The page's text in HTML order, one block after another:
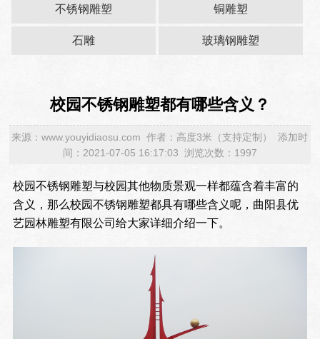
联系我们
不锈钢雕塑 铜雕塑
石雕 玻璃钢雕塑
校园不锈钢雕塑都有哪些含义？
来源：www.youyidiaosu.com 作者：高度3米（支持定制） 添加时
间：2021-07-05 16:17:03 浏览次数：1997
校园不锈钢雕塑与校园其他物质景观一样都蕴含着丰富的
含义，那么校园不锈钢雕塑都具有哪些含义呢，曲阳县优
艺园林雕塑有限公司给大家详细介绍一下。